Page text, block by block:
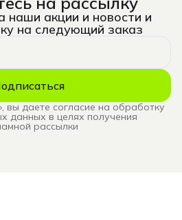
наши акции и новости и
на следующий заказ
вы даете согласие на обработку
данных в целях получения
рассылки